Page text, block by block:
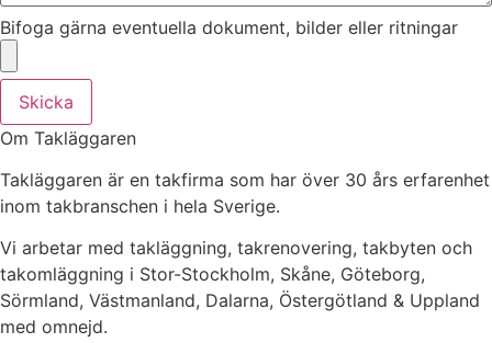
Bifoga gärna eventuella dokument, bilder eller ritningar
Skicka
Om Takläggaren
Takläggaren är en takfirma som har över 30 års erfarenhet
inom takbranschen i hela Sverige.
Vi arbetar med takläggning, takrenovering, takbyten och
takomläggning i Stor-Stockholm, Skåne, Göteborg,
Sörmland, Västmanland, Dalarna, Östergötland & Uppland
med omnejd.